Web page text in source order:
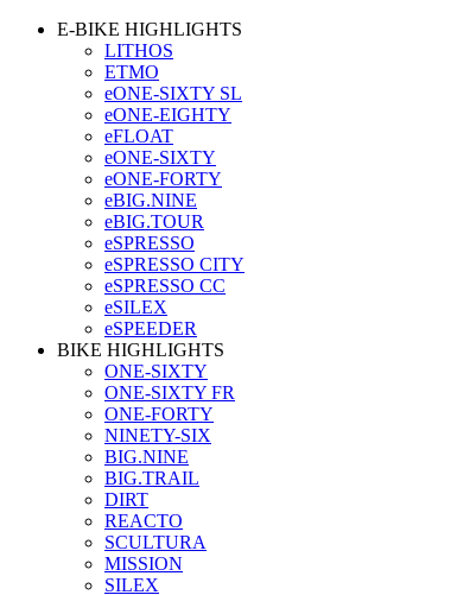
E-BIKE HIGHLIGHTS
LITHOS
ETMO
eONE-SIXTY SL
eONE-EIGHTY
eFLOAT
eONE-SIXTY
eONE-FORTY
eBIG.NINE
eBIG.TOUR
eSPRESSO
eSPRESSO CITY
eSPRESSO CC
eSILEX
eSPEEDER
BIKE HIGHLIGHTS
ONE-SIXTY
ONE-SIXTY FR
ONE-FORTY
NINETY-SIX
BIG.NINE
BIG.TRAIL
DIRT
REACTO
SCULTURA
MISSION
SILEX